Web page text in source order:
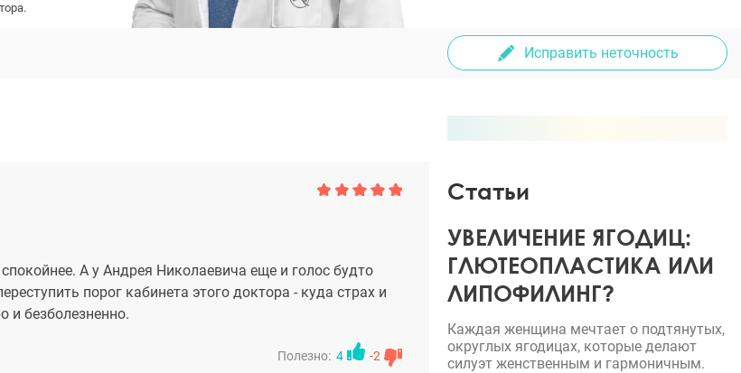
Исправить неточность
А у Андрея Николаевича еще и голос будто
порог кабинета этого доктора - куда страх и
и безболезненно.
Полезно: 4 -2
Статьи
УВЕЛИЧЕНИЕ ЯГОДИЦ:
ГЛЮТЕОПЛАСТИКА ИЛИ
ЛИПОФИЛИНГ?
Каждая женщина мечтает о подтянутых,
округлых ягодицах, которые делают
силуэт женственным и гармоничным.